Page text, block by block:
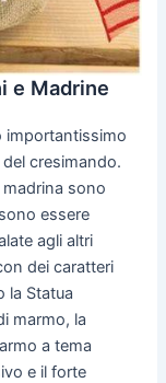
e Madrine
importantissimo
cresimando.
sono
essere
agli altri
dei caratteri
la Statua
marmo, la
a tema
e il forte